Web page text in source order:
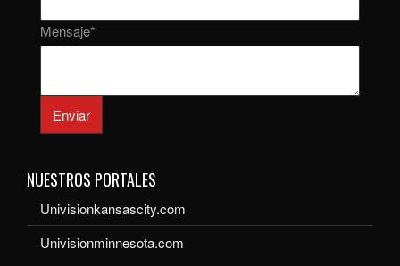
Mensaje*
Enviar
NUESTROS PORTALES
Univisionkansascity.com
Univisionminnesota.com